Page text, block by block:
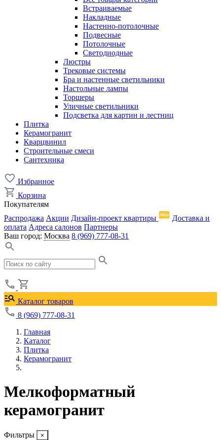
Встраиваемые
Накладные
Настенно-потолочные
Подвесные
Потолочные
Светодиодные
Люстры
Трековые системы
Бра и настенные светильники
Настольные лампы
Торшеры
Уличные светильники
Подсветка для картин и лестниц
Плитка
Керамогранит
Кварцвинил
Строительные смеси
Сантехника
Избранное
Корзина
Покупателям
Распродажа Акции Дизайн-проект квартиры
Доставка и
оплата Адреса салонов Партнеры
Ваш город: Москва 8 (969) 777-08-31
Каталог товаров
8 (969) 777-08-31
Главная
Каталог
Плитка
Керамогранит
Мелкоформатный
керамогранит
Фильтры